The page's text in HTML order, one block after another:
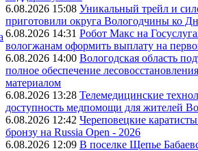
6.08.2026 15:08 Уникальный трейл и
приготовили округа Вологодчины ко
6.08.2026 14:31 Робот Макс на
вологжанам оформить выплату на
6.08.2026 14:00 Вологодская область
полное обеспечение
материалом
6.08.2026 13:28 Телемедицинские
доступность медпомощи для жителей
6.08.2026 12:42 Череповецкие
бронзу на Russia Open - 2026
6.08.2026 12:09 В поселке Щепье